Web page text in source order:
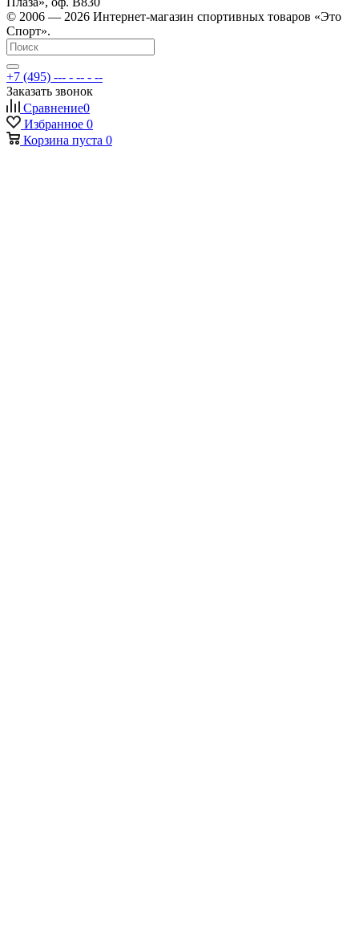
© 2006 — 2026 Интернет-магазин спортивных товаров «Это
Спорт».
+7 (495) --- - -- - --
Заказать звонок
Сравнение0
Избранное 0
Корзина пуста 0